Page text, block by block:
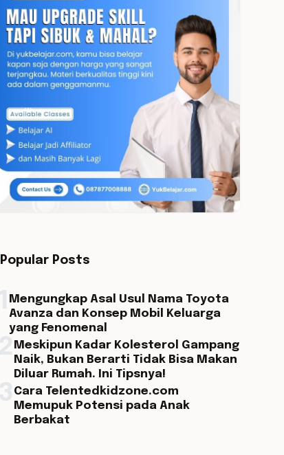
Popular Posts
Mengungkap Asal Usul Nama Toyota
Avanza dan Konsep Mobil Keluarga
yang Fenomenal
Meskipun Kadar Kolesterol Gampang
Naik, Bukan Berarti Tidak Bisa Makan
Diluar Rumah. Ini Tipsnya!
Cara Telentedkidzone.com
Memupuk Potensi pada Anak
Berbakat